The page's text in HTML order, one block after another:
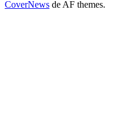
CoverNews de AF themes.